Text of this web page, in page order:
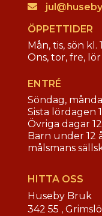
ÖPPETTIDER
Mån, tis, sön kl.
Ons, tor, fre,
ENTRÉ
Söndag,
Sista lördagen
Övriga dagar
Barn under 12
målsmans
HITTA OSS
Huseby Bruk
342 55 ,